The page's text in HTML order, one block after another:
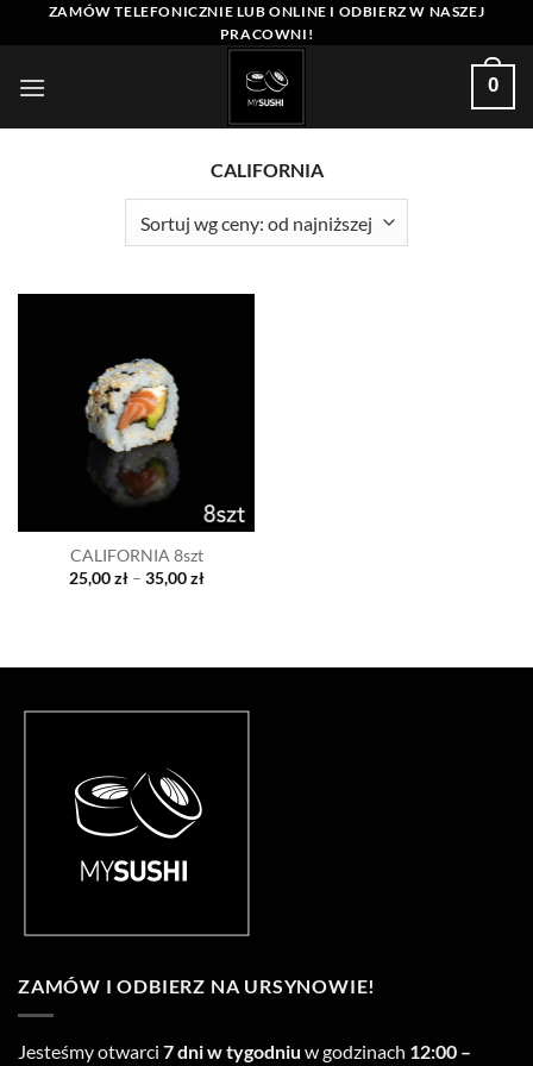
PrzewińZAMÓW TELEFONICZNIE LUB ONLINE I ODBIERZ W NASZEJ
PRACOWNI!
0
CALIFORNIA
CALIFORNIA 8szt
25,00zł– 35,00zł
ZAMÓW I ODBIERZ NA URSYNOWIE!
Jesteśmy otwarci 7 dni w tygodniu w godzinach 12:00 –